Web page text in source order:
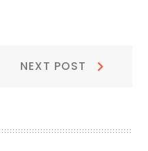
NEXT POST Post: